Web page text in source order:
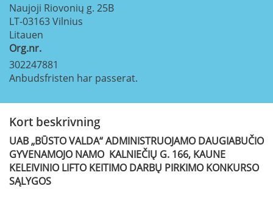
Naujoji Riovonių g. 25B
LT-03163Vilnius
Litauen
Org.nr.
302247881
Anbudsfristen har passerat.
Kort beskrivning
UAB „BŪSTO VALDA“ ADMINISTRUOJAMO DAUGIABUČIO
GYVENAMOJO NAMO KALNIEČIŲ G. 166, KAUNE
KELEIVINIO LIFTO KEITIMO DARBŲ PIRKIMO KONKURSO
SĄLYGOS